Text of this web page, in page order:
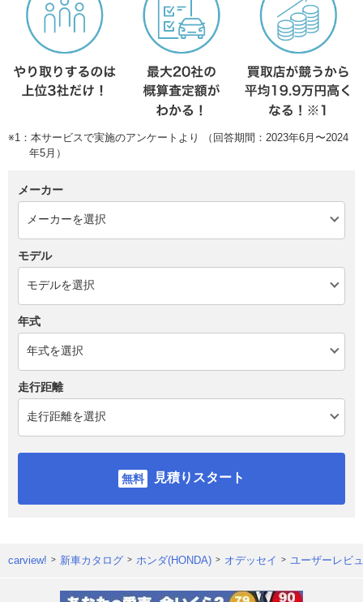
※1：本サービスで実施のアンケートより （回答期間：2023年6月〜2024
年5月）
メーカー
モデル
年式
走行距離
見積りスタート
carview! 新車カタログ ホンダ(HONDA) オデッセイ ユーザーレビ